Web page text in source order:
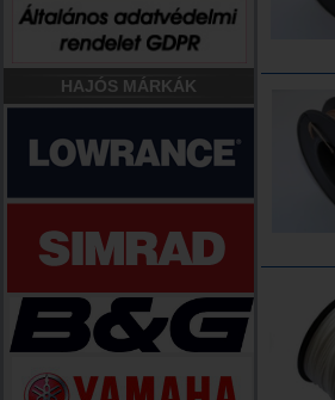
HAJÓS MÁRKÁK